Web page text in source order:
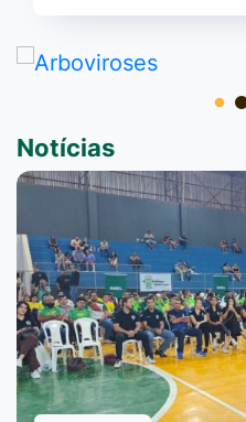
Notícias